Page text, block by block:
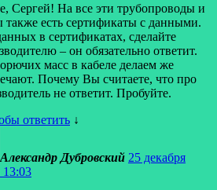
Сергей! На все эти трубопроводы и
также есть сертификаты с данными.
в сертификатах, сделайте
– он обязательно ответит.
масс в кабеле делаем же
Почему Вы считаете, что про
не ответит. Пробуйте.
ответить ↓
Александр Дубровский 25 декабря
13:03